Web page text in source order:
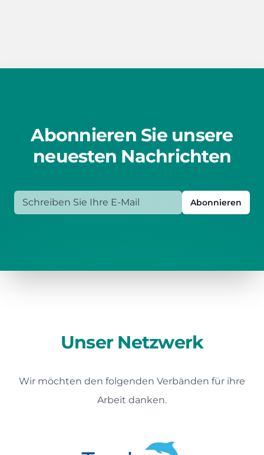
Abonnieren Sie unsere
neuesten Nachrichten
Schreiben Sie Ihre E-Mail Abonnieren
Unser Netzwerk
Wir möchten den folgenden Verbänden für ihre
Arbeit danken.